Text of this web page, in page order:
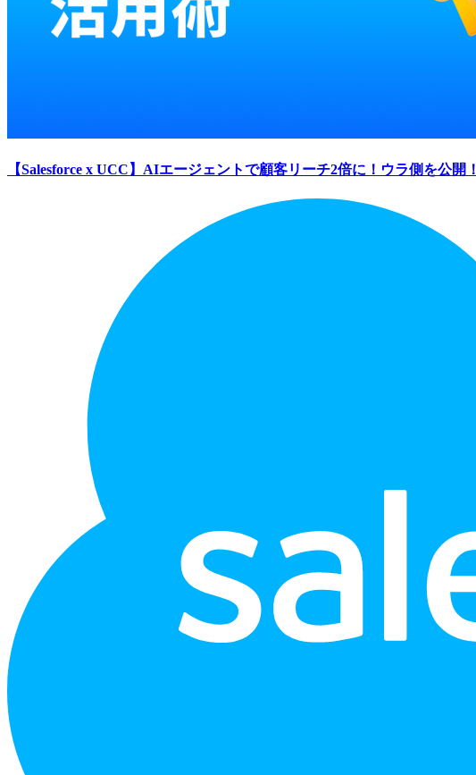
【Salesforce x UCC】AIエージェントで顧客リーチ2倍に！ウラ側を公開！